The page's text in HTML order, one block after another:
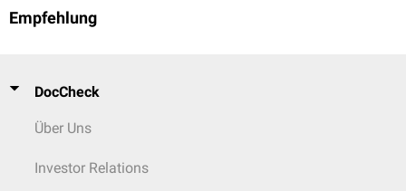
Empfehlung
DocCheck
Über Uns
Investor Relations